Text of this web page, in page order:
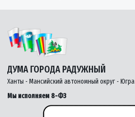
ДУМА ГОРОДА РАДУЖНЫЙ
Ханты - Мансийский автономный округ - Югра
Мы исполняем 8-ФЗ